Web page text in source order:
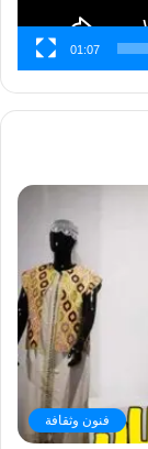
01:07
فنون وثقافة